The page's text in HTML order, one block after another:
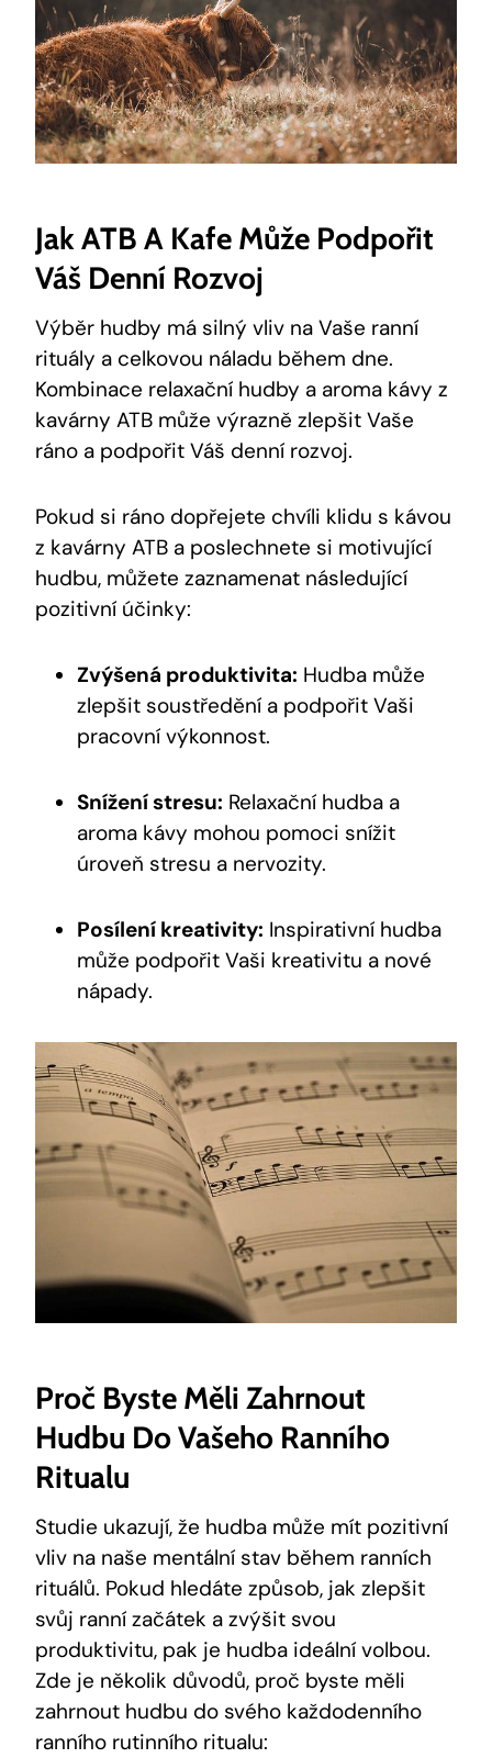
Jak ATB A Kafe Může Podpořit
Váš Denní Rozvoj
Výběr hudby má silný vliv na Vaše ranní
rituály a celkovou náladu během dne.
Kombinace relaxační hudby a aroma kávy z
kavárny ATB může výrazně zlepšit Vaše
ráno a podpořit Váš denní rozvoj.
Pokud si ráno dopřejete chvíli klidu s kávou
z kavárny ATB a poslechnete si motivující
hudbu, můžete zaznamenat následující
pozitivní účinky:
Zvýšená produktivita: Hudba může
zlepšit soustředění a podpořit Vaši
pracovní výkonnost.
Snížení stresu: Relaxační hudba a
aroma kávy mohou pomoci snížit
úroveň stresu a nervozity.
Posílení kreativity: Inspirativní hudba
může podpořit Vaši kreativitu a nové
nápady.
Proč Byste Měli Zahrnout
Hudbu Do Vašeho Ranního
Ritualu
Studie ukazují, že hudba může mít pozitivní
vliv na naše mentální stav během ranních
rituálů. Pokud hledáte způsob, jak zlepšit
svůj ranní začátek a zvýšit svou
produktivitu, pak je hudba ideální volbou.
Zde je několik důvodů, proč byste měli
zahrnout hudbu do svého každodenního
ranního rutinního ritualu: